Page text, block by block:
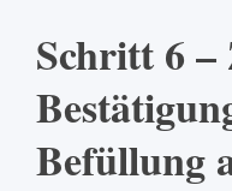
Schritt 6 –
Befüllung